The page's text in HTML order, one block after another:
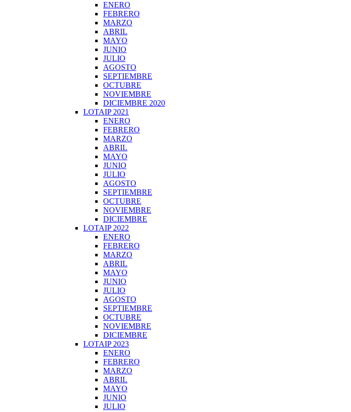
ENERO
FEBRERO
MARZO
ABRIL
MAYO
JUNIO
JULIO
AGOSTO
SEPTIEMBRE
OCTUBRE
NOVIEMBRE
DICIEMBRE 2020
LOTAIP 2021
ENERO
FEBRERO
MARZO
ABRIL
MAYO
JUNIO
JULIO
AGOSTO
SEPTIEMBRE
OCTUBRE
NOVIEMBRE
DICIEMBRE
LOTAIP 2022
ENERO
FEBRERO
MARZO
ABRIL
MAYO
JUNIO
JULIO
AGOSTO
SEPTIEMBRE
OCTUBRE
NOVIEMBRE
DICIEMBRE
LOTAIP 2023
ENERO
FEBRERO
MARZO
ABRIL
MAYO
JUNIO
JULIO